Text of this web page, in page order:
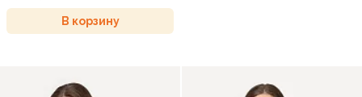
В корзину